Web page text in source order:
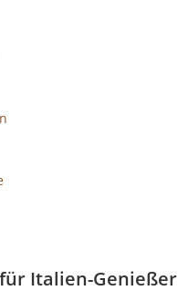
Italien-Genießer